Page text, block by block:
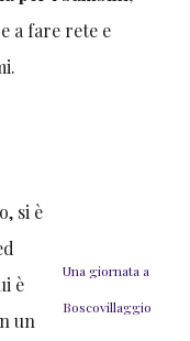
a fare rete e
Una giornata a
Boscovillaggio
si è
è
un